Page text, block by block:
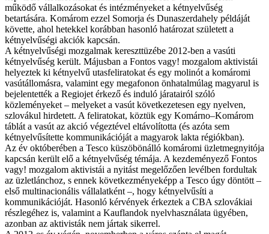
működő vállalkozásokat és intézményeket a kétnyelvűség
betartására. Komárom ezzel Somorja és Dunaszerdahely példáját
követte, ahol hetekkel korábban hasonló határozat született a
kétnyelvűségi akciók kapcsán.
A kétnyelvűségi mozgalmak kereszttüzébe 2012-ben a vasúti
kétnyelvűség került. Májusban a Fontos vagy! mozgalom aktivistái
helyeztek ki kétnyelvű utasfeliratokat és egy molinót a komáromi
vasútállomásra, valamint egy megafonon önhatalmúlag magyarul is
bejelentették a Regiojet érkező és induló járatairól szóló
közleményeket – melyeket a vasút következetesen egy nyelven,
szlovákul hirdetett. A feliratokat, köztük egy Komárno–Komárom
táblát a vasút az akció végeztével eltávolította (és azóta sem
kétnyelvűsítette kommunikációját a magyarok lakta régiókban).
Az év októberében a Tesco küszöbönálló komáromi üzletmegnyitója
kapcsán került elő a kétnyelvűség témája. A kezdeményező Fontos
vagy! mozgalom aktivistái a nyitást megelőzően levélben fordultak
az üzletlánchoz, s ennek következményeképp a Tesco úgy döntött –
első multinacionális vállalatként –, hogy kétnyelvűsíti a
kommunikációját. Hasonló kérvények érkeztek a CBA szlovákiai
részlegéhez is, valamint a Kauflandok nyelvhasználata ügyében,
azonban az aktivisták nem jártak sikerrel.